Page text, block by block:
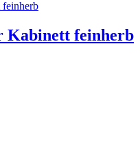
Kabinett feinherb